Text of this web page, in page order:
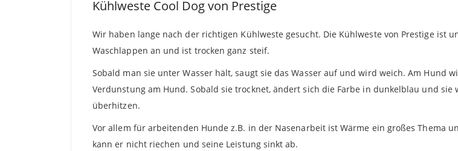
Kühlweste Cool Dog von Prestige
Wir haben lange nach der richtigen Kühlweste gesucht. Die Kühlweste von Prestige ist
Waschlappen an und ist trocken ganz steif.
Sobald man sie unter Wasser hält, saugt sie das Wasser auf und wird weich. Am Hund
Verdunstung am Hund. Sobald sie trocknet, ändert sich die Farbe in dunkelblau und
überhitzen.
Vor allem für arbeitenden Hunde z.B. in der Nasenarbeit ist Wärme ein großes Thema
kann er nicht riechen und seine Leistung sinkt ab.